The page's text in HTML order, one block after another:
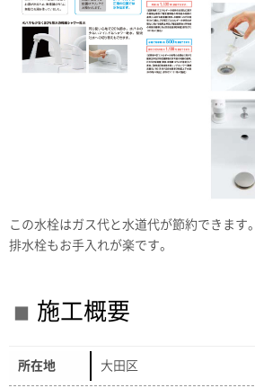
この水栓はガス代と水道代が節約できます。
排水栓もお手入れが楽です。
施工概要
所在地 大田区